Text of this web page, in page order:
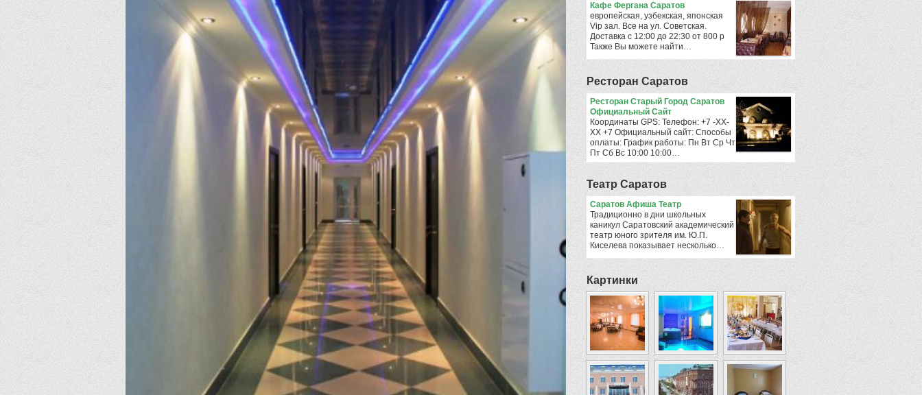
Кафе Фергана Саратов
европейская, узбекская, японская
Vip зал. Все на ул. Советская.
Доставка с 12:00 до 22:30 от 800 р
Также Вы можете найти…
Ресторан Саратов
Ресторан Старый Город Саратов
Официальный Сайт
Координаты GPS: Телефон: +7 -ХХ-
ХХ +7 Официальный сайт: Способы
оплаты: График работы: Пн Вт Ср Чт
Пт Сб Вс 10:00 10:00…
Театр Саратов
Саратов Афиша Театр
Традиционно в дни школьных
каникул Саратовский академический
театр юного зрителя им. Ю.П.
Киселева показывает несколько…
Картинки